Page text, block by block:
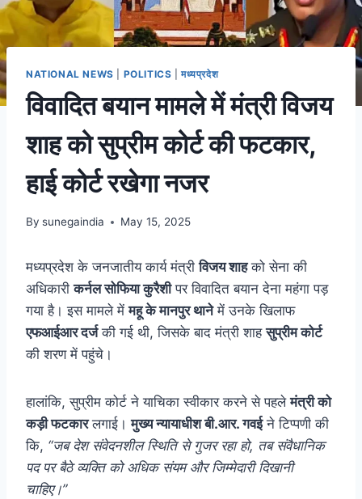
NATIONAL NEWS POLITICS |मध्यप्रदेश
विवादित बयान मामले में मंत्री विजय
शाह को सुप्रीम कोर्ट की फटकार,
हाई कोर्ट रखेगा नजर
By sunegaindia May 15, 2025
मध्यप्रदेश के जनजातीय कार्य मंत्रीविजय शाहको सेना की
अधिकारीकर्नल सोफिया कुरैशीपर विवादित बयान देना महंगा पड़
गया है। इस मामले मेंमहू के मानपुर थानेमें उनके खिलाफ
एफआईआर दर्जकी गई थी, जिसके बाद मंत्री शाहसुप्रीम कोर्ट
की शरण में पहुंचे।
हालांकि, सुप्रीम कोर्ट ने याचिका स्वीकार करने से पहलेमंत्री को
कड़ी फटकारलगाई।मुख्य न्यायाधीश बी.आर. गवईने टिप्पणी की
कि, “जब देश संवेदनशील स्थिति से गुजर रहा हो, तब संवैधानिक
पद पर बैठे व्यक्ति को अधिक संयम और जिम्मेदारी दिखानी
चाहिए।”